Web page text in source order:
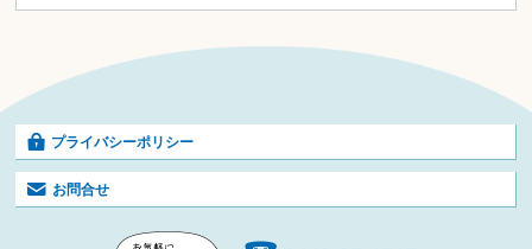
プライバシーポリシー
お問合せ